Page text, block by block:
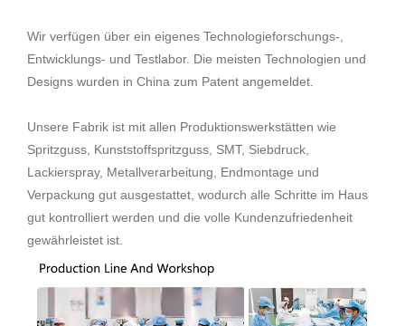
Wir verfügen über ein eigenes Technologieforschungs-,
Entwicklungs- und Testlabor. Die meisten Technologien und
Designs wurden in China zum Patent angemeldet.
Unsere Fabrik ist mit allen Produktionswerkstätten wie
Spritzguss, Kunststoffspritzguss, SMT, Siebdruck,
Lackierspray, Metallverarbeitung, Endmontage und
Verpackung gut ausgestattet, wodurch alle Schritte im Haus
gut kontrolliert werden und die volle Kundenzufriedenheit
gewährleistet ist.